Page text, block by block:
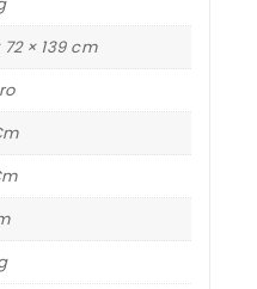
72 × 139 cm